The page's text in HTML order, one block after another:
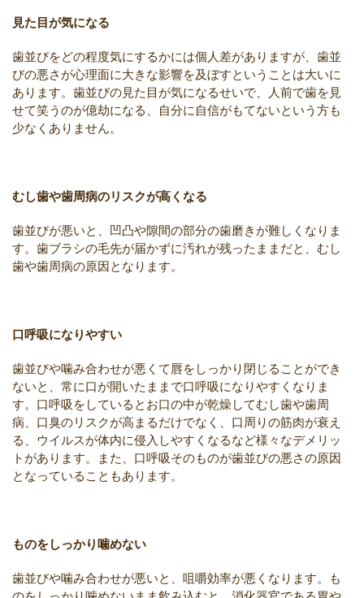
見た目が気になる
歯並びをどの程度気にするかには個人差がありますが、歯並
びの悪さが心理面に大きな影響を及ぼすということは大いに
あります。歯並びの見た目が気になるせいで、人前で歯を見
せて笑うのが億劫になる、自分に自信がもてないという方も
少なくありません。
むし歯や歯周病のリスクが高くなる
歯並びが悪いと、凹凸や隙間の部分の歯磨きが難しくなりま
す。歯ブラシの毛先が届かずに汚れが残ったままだと、むし
歯や歯周病の原因となります。
口呼吸になりやすい
歯並びや噛み合わせが悪くて唇をしっかり閉じることができ
ないと、常に口が開いたままで口呼吸になりやすくなりま
す。口呼吸をしているとお口の中が乾燥してむし歯や歯周
病、口臭のリスクが高まるだけでなく、口周りの筋肉が衰え
る、ウイルスが体内に侵入しやすくなるなど様々なデメリッ
トがあります。また、口呼吸そのものが歯並びの悪さの原因
となっていることもあります。
ものをしっかり噛めない
歯並びや噛み合わせが悪いと、咀嚼効率が悪くなります。も